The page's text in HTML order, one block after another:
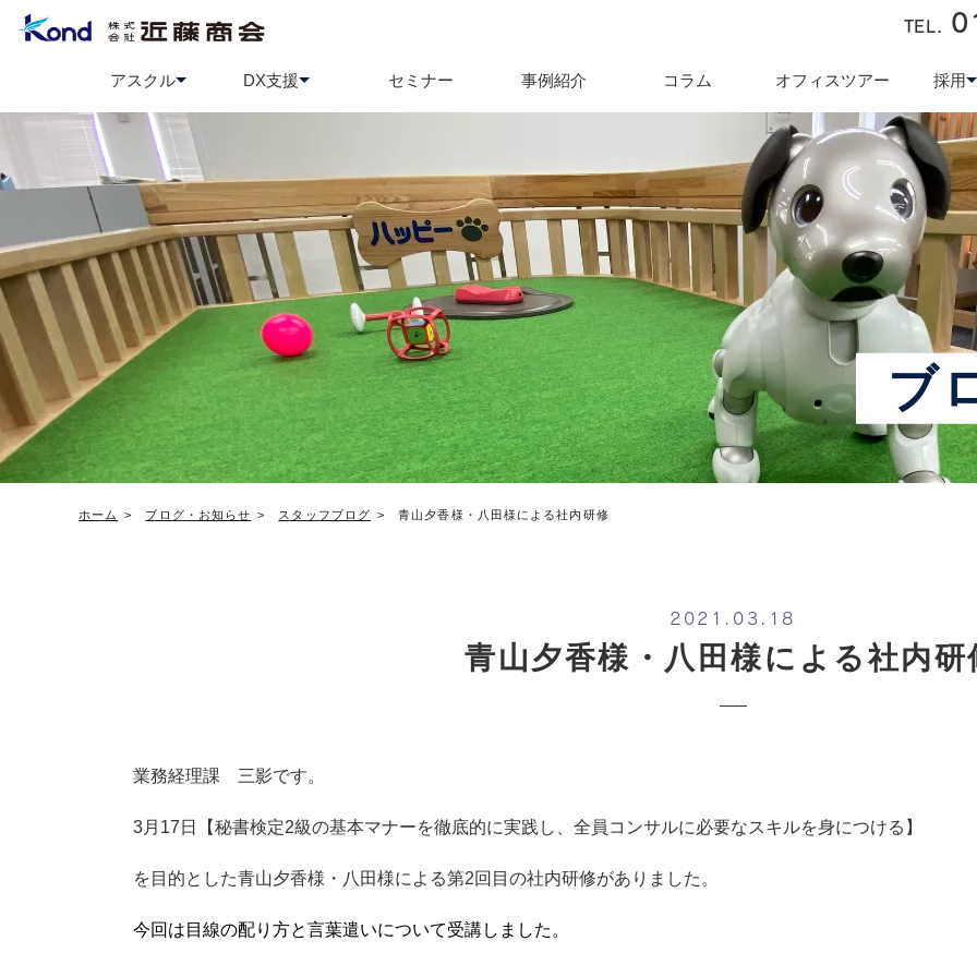
アスクル
アスクル
DX支援
テレワーク導入支援 オフィス
セミナー 事例紹介 コラム オフィスツアー 採用
採用
TEL.
ブ
ホーム ブログ・お知らせ スタッフブログ 青山夕香様・八田様による社内研修
2021.03.18
青山夕香様・八田様による社内研
業務経理課 三影です。
3月17日【秘書検定2級の基本マナーを徹底的に実践し、全員コンサルに必要なスキルを身につける】
を目的とした青山夕香様・八田様による第2回目の社内研修がありました。
今回は目線の配り方と言葉遣いについて受講しました。